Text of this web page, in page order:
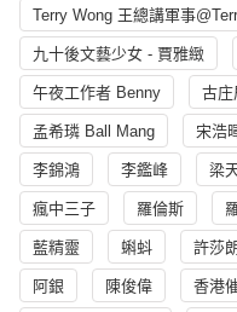
Terry Wong 王總講軍事
九十後文藝少女 - 賈雅緻
午夜工作者 Benny 古庄
孟希璘 Ball Mang 宋浩
李錦鴻 李鑑峰 梁
瘋中三子 羅倫斯
藍精靈 蝌蚪 許莎朗
阿銀 陳俊偉 香港